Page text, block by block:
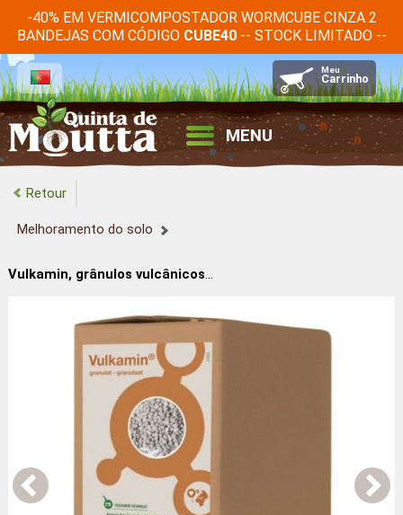
-40% EM VERMICOMPOSTADOR WORMCUBE CINZA 2
BANDEJAS COM CÓDIGO CUBE40-- STOCK LIMITADO --
MENU
Retour
Melhoramento do solo
Vulkamin, grânulos vulcânicos para solos